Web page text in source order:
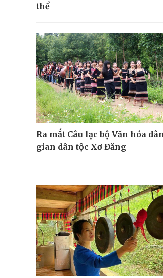
thể
Ra mắt Câu lạc bộ Văn hóa
gian dân tộc Xơ Đăng